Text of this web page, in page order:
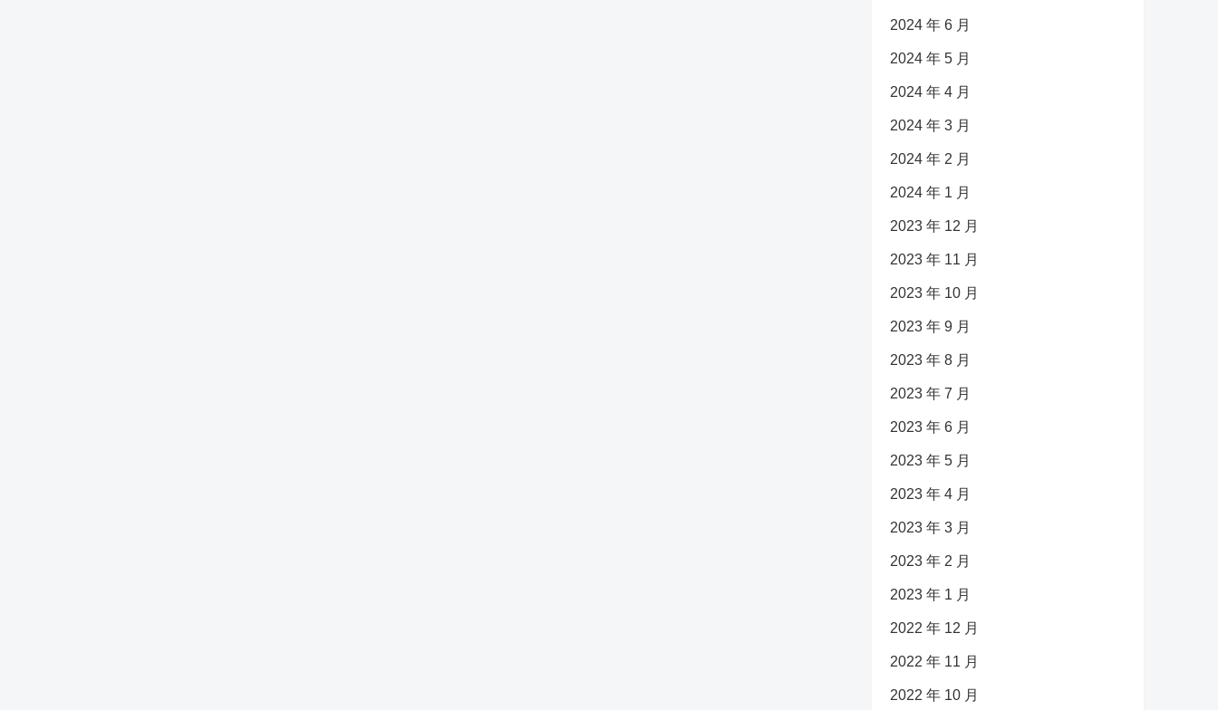
2024 年 6 月
2024 年 5 月
2024 年 4 月
2024 年 3 月
2024 年 2 月
2024 年 1 月
2023 年 12 月
2023 年 11 月
2023 年 10 月
2023 年 9 月
2023 年 8 月
2023 年 7 月
2023 年 6 月
2023 年 5 月
2023 年 4 月
2023 年 3 月
2023 年 2 月
2023 年 1 月
2022 年 12 月
2022 年 11 月
2022 年 10 月